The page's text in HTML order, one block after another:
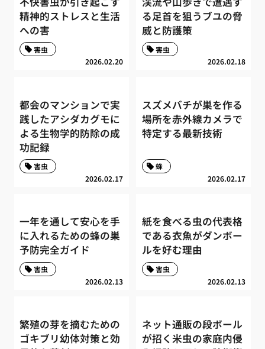
精神的ストレスと生活
への害
2026.02.20
害虫
る足首を狙うブユの脅
威と防護策
2026.02.18
害虫
都会のマンションで実
践したアシダカグモに
よる生物学的防除の成
功記録
2026.02.17
害虫
スズメバチが巣を作る
場所を赤外線カメラで
特定する最新技術
2026.02.17
蜂
一年を通して安心を手
に入れるための蜂の巣
予防完全ガイド
2026.02.13
害虫
紙を食べる虫の代表格
である衣魚がダンボー
ルを好む理由
2026.02.13
害虫
繁殖の芽を摘むための
ゴキブリ幼体対策と効
ネット通販の段ボール
が招く米虫の家庭内侵